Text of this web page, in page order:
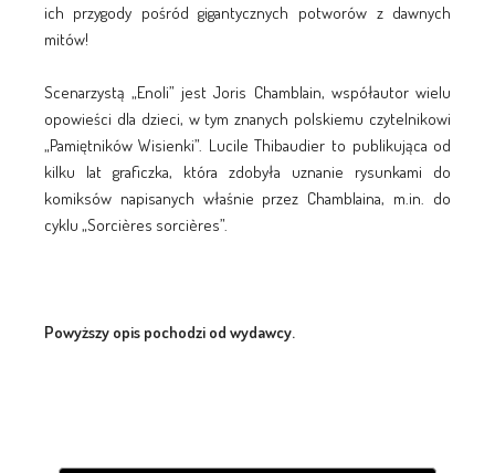
ich przygody pośród gigantycznych potworów z dawnych
mitów!
Scenarzystą „Enoli” jest Joris Chamblain, współautor wielu
opowieści dla dzieci, w tym znanych polskiemu czytelnikowi
„Pamiętników Wisienki”. Lucile Thibaudier to publikująca od
kilku lat graficzka, która zdobyła uznanie rysunkami do
komiksów napisanych właśnie przez Chamblaina, m.in. do
cyklu „Sorcières sorcières”.
Powyższy opis pochodzi od wydawcy.